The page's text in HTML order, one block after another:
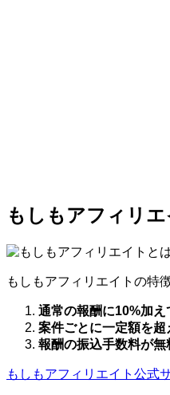
もしもアフィリ
もしもアフィリエイトの特
通常の報酬に10%加
案件ごとに一定額を
報酬の振込手数料が無
もしもアフィリエイト公式